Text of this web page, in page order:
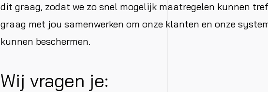
dit graag, zodat we zo snel mogelĳk maatregelen kunnen
graag met jou samenwerken om onze klanten en onze
kunnen beschermen.
Wij vragen je: